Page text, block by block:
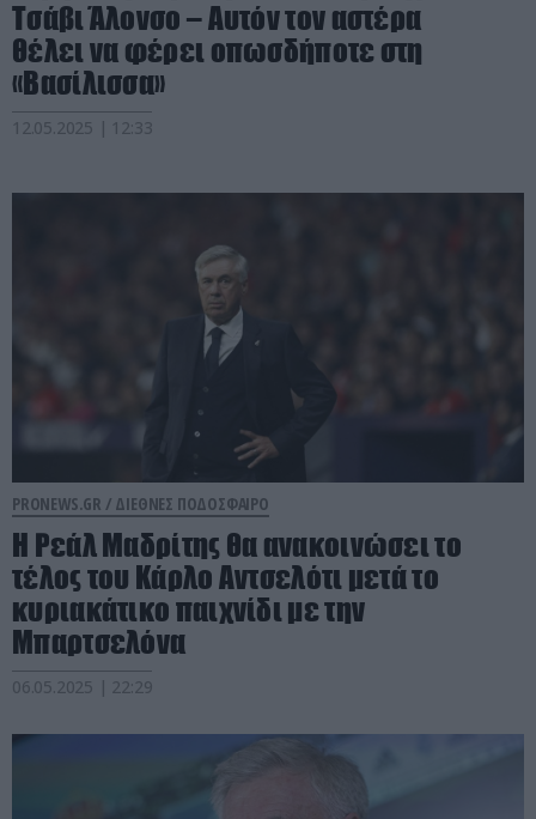
Τσάβι Άλονσο – Αυτόν τον αστέρα
θέλει να φέρει οπωσδήποτε στη
«Βασίλισσα»
12.05.2025 | 12:33
PRONEWS.GR / ΔΙΕΘΝΕΣ ΠΟΔΟΣΦΑΙΡΟ
Η Ρεάλ Μαδρίτης θα ανακοινώσει το
τέλος του Κάρλο Αντσελότι μετά το
κυριακάτικο παιχνίδι με την
Μπαρτσελόνα
06.05.2025 | 22:29